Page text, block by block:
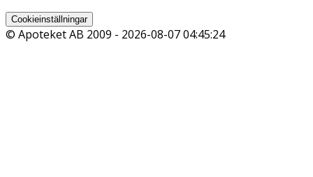
Cookieinställningar
© Apoteket AB 2009 - 2026-08-07 04:45:24